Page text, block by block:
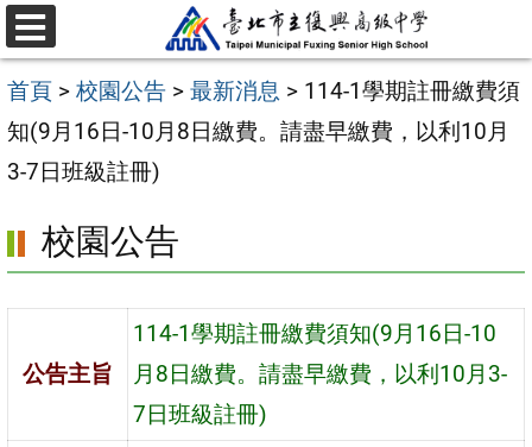
跳
至
主
要
內
區
選
單
首頁 > 校園公告 > 最新消息 > 114-1學期註冊繳費須
知(9月16日-10月8日繳費。請盡早繳費，以利10月
3-7日班級註冊)
校園公告
公告主旨
114-1學期註冊繳費須知(9月16日-10
月8日繳費。請盡早繳費，以利10月3-
7日班級註冊)